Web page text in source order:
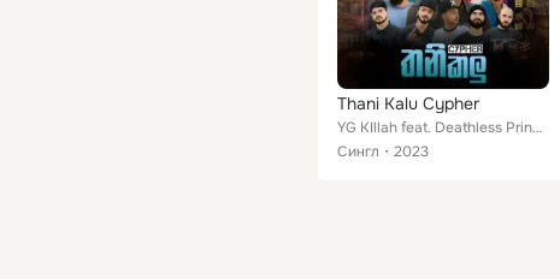
Thani Kalu Cypher
YG KIllah feat. Deathless Prince, Max Demon, D-Sir, Isuwa, Nishiya, Swagga, VIP Lee, DBK, Snowtran, Prabath G.
Сингл
2023